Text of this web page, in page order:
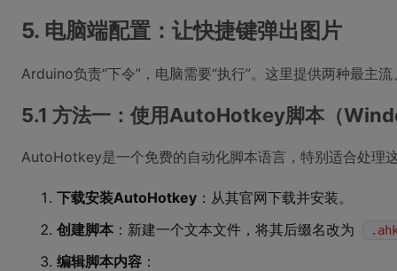
5. 电脑端配置：让快捷键弹出图片
Arduino负责“下令”，电脑需要“执行”。这里提供两种最主
5.1 方法一：使用AutoHotkey脚本（
AutoHotkey是一个免费的自动化脚本语言，特别适合处理
下载安装AutoHotkey ：从其官网下载并安装。
创建脚本 ：新建一个文本文件，将其后缀名改为
编辑脚本内容 ：